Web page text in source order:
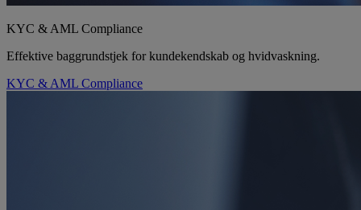
KYC & AML Compliance
Effektive baggrundstjek for kundekendskab og hvidvaskning.
KYC & AML Compliance